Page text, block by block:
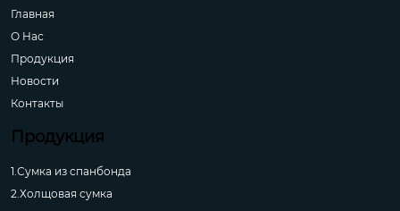
Главная
О Hас
Продукция
Новости
Контакты
Продукция
1.Сумка из спанбонда
2.Холщовая сумка